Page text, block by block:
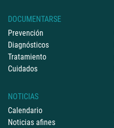
DOCUMENTARSE
Prevención
Diagnósticos
Tratamiento
Cuidados
NOTICIAS
Calendario
Noticias afines